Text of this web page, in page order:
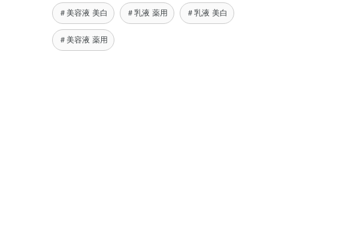
＃美容液 美白 ＃乳液 薬用 ＃乳液 美白
＃美容液 薬用